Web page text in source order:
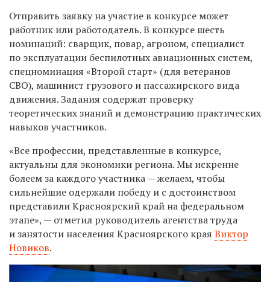
Отправить заявку на участие в конкурсе может
работник или работодатель. В конкурсе шесть
номинаций: сварщик, повар, агроном, специалист
по эксплуатации беспилотных авиационных систем,
спецноминация «Второй старт» (для ветеранов
СВО), машинист грузового и пассажирского вида
движения. Задания содержат проверку
теоретических знаний и демонстрацию практических
навыков участников.
«Все профессии, представленные в конкурсе,
актуальны для экономики региона. Мы искренне
болеем за каждого участника — желаем, чтобы
сильнейшие одержали победу и с достоинством
представили Красноярский край на федеральном
этапе», — отметил руководитель агентства труда
и занятости населения Красноярского края Виктор
Новиков.